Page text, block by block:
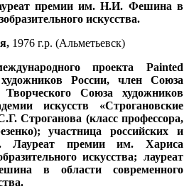
премии им. Н.И. Фешина в
искусства.
1976 г.р. (Альметьевск)
проекта Painted
России, член Союза
Союза художников
искусств «Строгановские
Строганова (класс профессора,
участница российских и
Лауреат премии им. Хариса
искусства; лауреат
в области современного